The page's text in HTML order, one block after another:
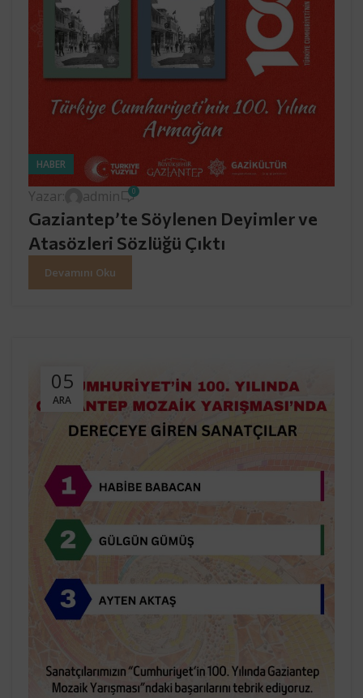
HABER
Yazar: admin 0
Gaziantep’te Söylenen Deyimler ve
Atasözleri Sözlüğü Çıktı
Devamını Oku
05
ARA